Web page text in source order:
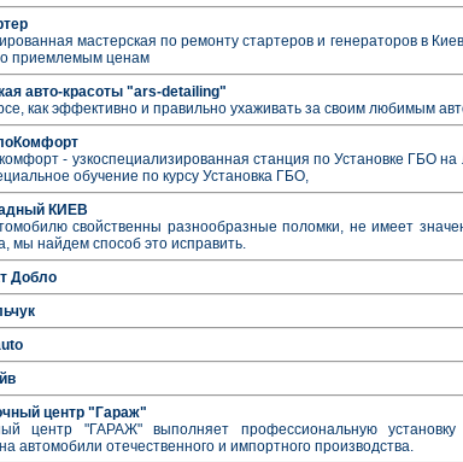
мастерская по ремонту стартеров и генераторов в
приемлемым ценам
авто-красоты "ars-detailing"
как эффективно и правильно ухаживать за своим любимым
- узкоспециализированная станция по Установке ГБО
обучение по курсу Установка ГБО,
КИЕВ
свойственны разнообразные поломки, не имеет
мы найдем способ это исправить.
Добло
центр "Гараж"
центр "ГАРАЖ" выполняет профессиональную
автомобили отечественного и импортного производства.